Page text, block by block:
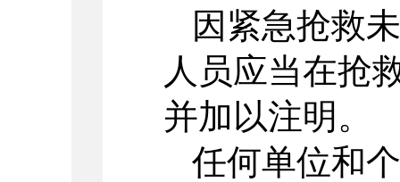
因紧急抢救
人员应当在抢
并加以注明。
任何单位和